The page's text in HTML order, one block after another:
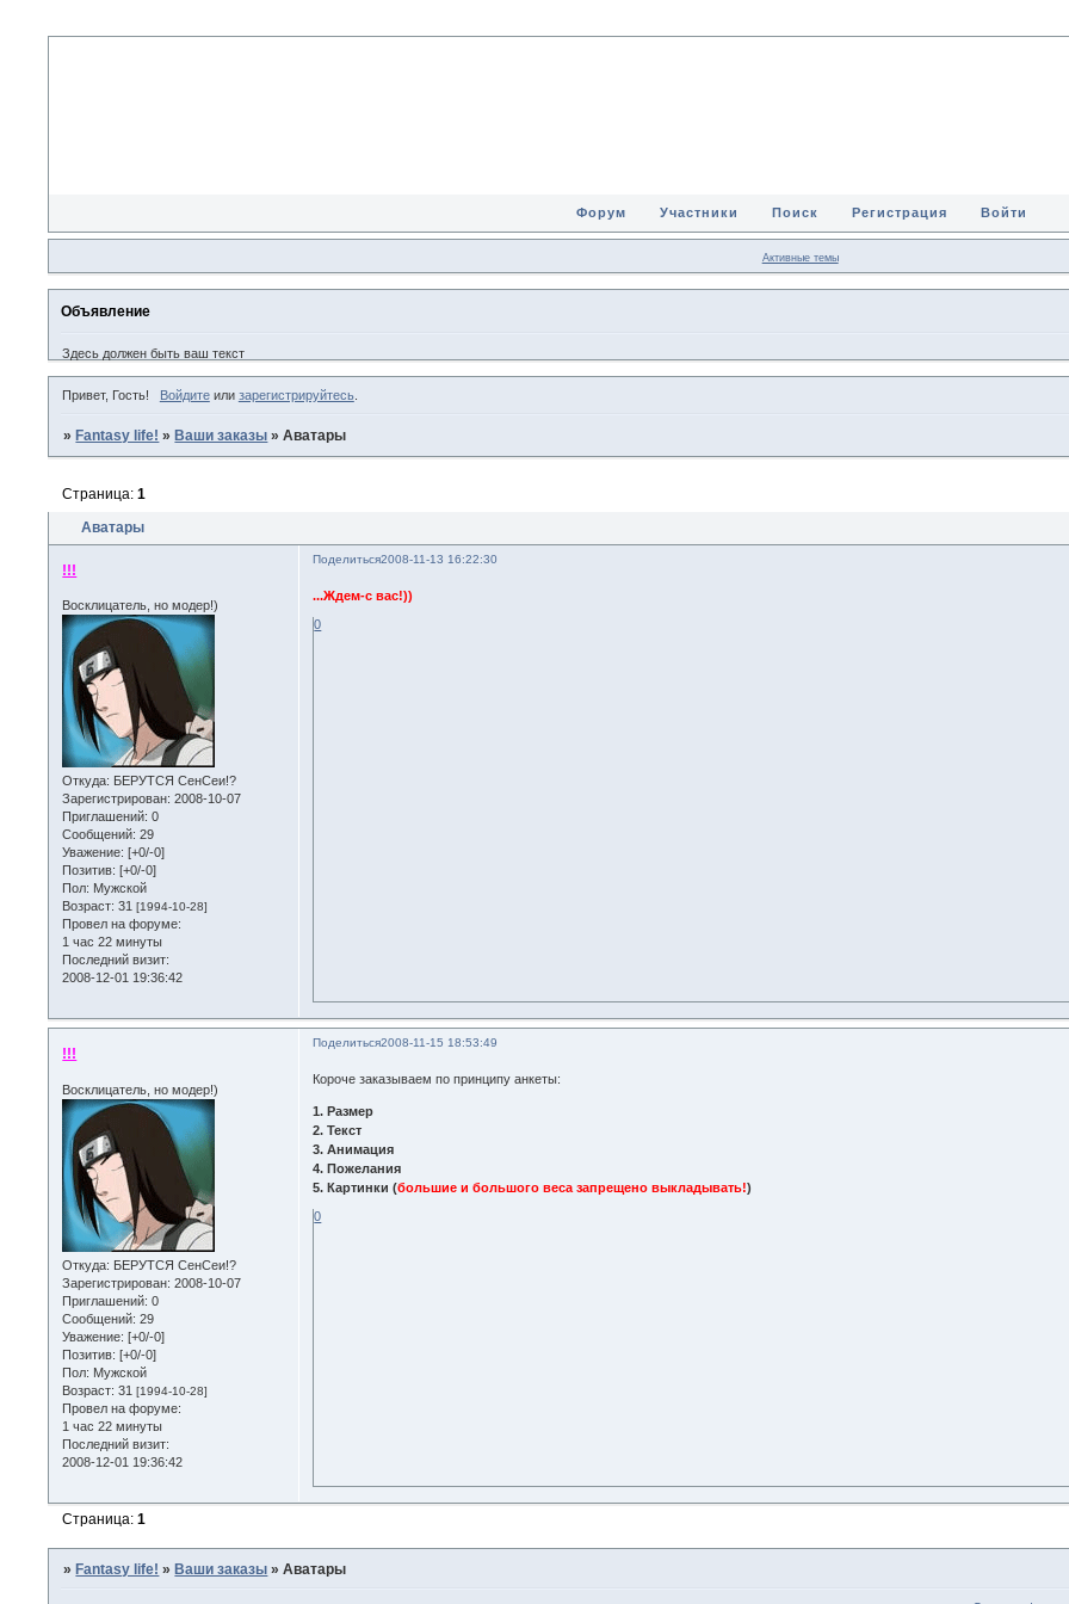
Форум Участники Поиск Регистрация Войти
Активные темы
Объявление
Здесь должен быть ваш текст
Привет, Гость! Войдитеили зарегистрируйтесь.
»Fantasy life! »Ваши заказы »Аватары
Аватары
Страница:1
Поделиться2008-11-13 16:22:30
!!!
Восклицатель, но модер!)
Откуда: БЕРУТСЯ СенСеи!?
Зарегистрирован: 2008-10-07
Приглашений: 0
Сообщений: 29
Уважение: [+0/-0]
Позитив: [+0/-0]
Пол: Мужской
Возраст: 31[1994-10-28]
Провел на форуме:
1 час 22 минуты
Последний визит:
2008-12-01 19:36:42
...Ждем-с вас!))
0
Поделиться2008-11-15 18:53:49
!!!
Восклицатель, но модер!)
Откуда: БЕРУТСЯ СенСеи!?
Зарегистрирован: 2008-10-07
Приглашений: 0
Сообщений: 29
Уважение: [+0/-0]
Позитив: [+0/-0]
Пол: Мужской
Возраст: 31[1994-10-28]
Провел на форуме:
1 час 22 минуты
Последний визит:
2008-12-01 19:36:42
Короче заказываем по принципу анкеты:
1. Размер
2. Текст
3. Анимация
4. Пожелания
5. Картинки (большие и большого веса запрещено выкладывать!)
0
Страница:1
» Fantasy life! » Ваши заказы »Аватары